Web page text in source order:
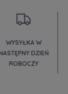
WYSYŁKA W
DZIEŃ
ROBOCZY